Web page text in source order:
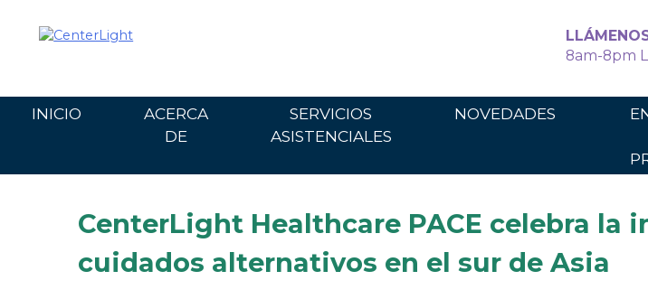
contenido
8am-8pm
INICIO
ACERCA
DE
SERVICIOS
ASISTENCIALES
NOVEDADES
CenterLight Healthcare PACE celebra la
cuidados alternativos en el sur de Asia